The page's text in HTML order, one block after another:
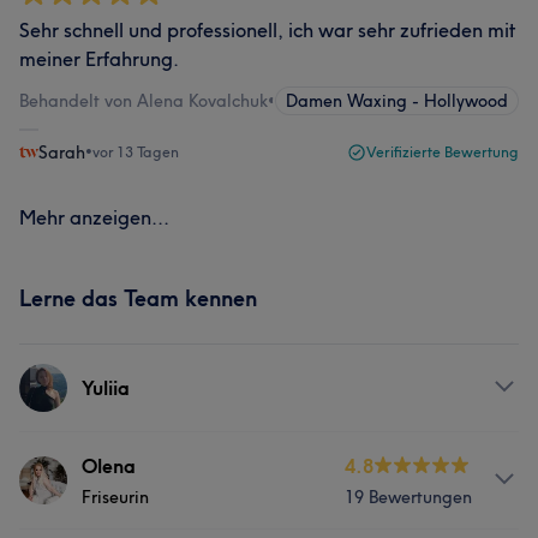
Sehr schnell und professionell, ich war sehr zufrieden mit
meiner Erfahrung.
Behandelt von Alena Kovalchuk• Damen Waxing - Hollywood
Sarah•vor 13 Tagen Verifizierte Bewertung
Mehr anzeigen...
Lerne das Team kennen
Yuliia
ServicesOlena
Friseurin
4.8
19 Bewertungen